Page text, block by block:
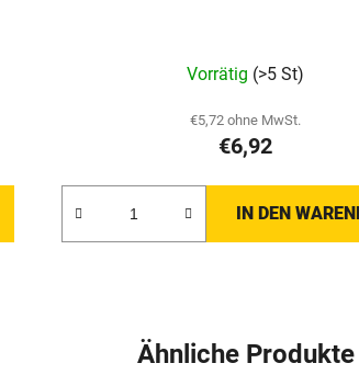
ist
von
Vorrätig (>5 St)
€5,72 ohne MwSt.
€6,92
IN DEN
Ähnliche Produkte